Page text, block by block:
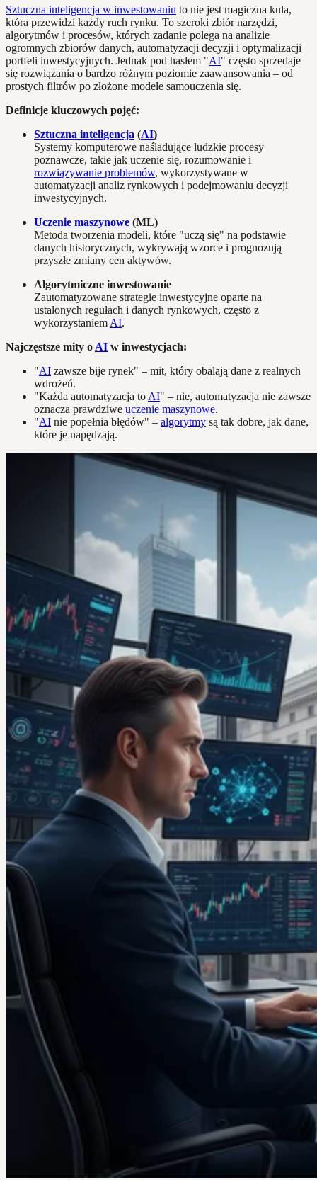
Sztuczna inteligencja w inwestowaniu to nie jest magiczna kula,
która przewidzi każdy ruch rynku. To szeroki zbiór narzędzi,
algorytmów i procesów, których zadanie polega na analizie
ogromnych zbiorów danych, automatyzacji decyzji i optymalizacji
portfeli inwestycyjnych. Jednak pod hasłem "AI" często sprzedaje
się rozwiązania o bardzo różnym poziomie zaawansowania – od
prostych filtrów po złożone modele samouczenia się.
Definicje kluczowych pojęć:
Sztuczna inteligencja (AI)
Systemy komputerowe naśladujące ludzkie procesy
poznawcze, takie jak uczenie się, rozumowanie i
rozwiązywanie problemów, wykorzystywane w
automatyzacji analiz rynkowych i podejmowaniu decyzji
inwestycyjnych.
Uczenie maszynowe (ML)
Metoda tworzenia modeli, które "uczą się" na podstawie
danych historycznych, wykrywają wzorce i prognozują
przyszłe zmiany cen aktywów.
Algorytmiczne inwestowanie
Zautomatyzowane strategie inwestycyjne oparte na
ustalonych regułach i danych rynkowych, często z
wykorzystaniem AI.
Najczęstsze mity o AI w inwestycjach:
"AI zawsze bije rynek" – mit, który obalają dane z realnych
wdrożeń.
"Każda automatyzacja to AI" – nie, automatyzacja nie zawsze
oznacza prawdziwe uczenie maszynowe.
"AI nie popełnia błędów" – algorytmy są tak dobre, jak dane,
które je napędzają.